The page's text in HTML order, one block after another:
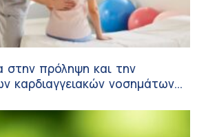
στην πρόληψη και την
καρδιαγγειακών νοσημάτων